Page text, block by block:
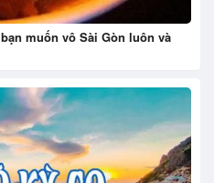
muốn vô Sài Gòn luôn và